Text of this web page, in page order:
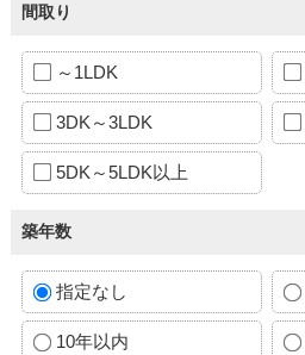
間取り
～1LDK
3DK～3LDK
5DK～5LDK以上
築年数
指定なし
10年以内